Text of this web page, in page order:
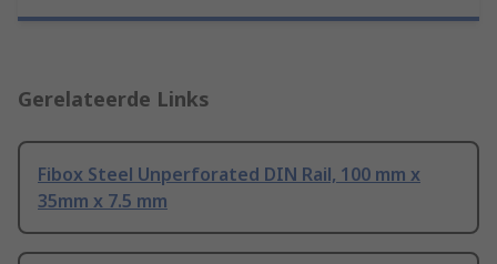
Gerelateerde Links
Fibox Steel Unperforated DIN Rail, 100 mm x
35mm x 7.5 mm